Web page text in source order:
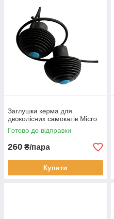
Заглушки керма для
двоколісних самокатів Micro
Готово до відправки
260 ₴/пара
Купити